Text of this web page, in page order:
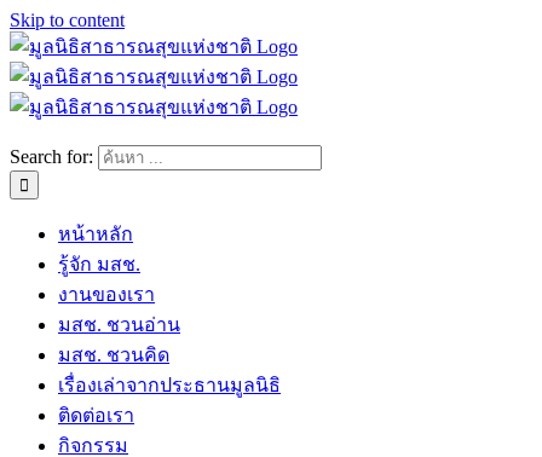
Skip to content
Search for:
หน้าหลัก
รู้จัก มสช.
งานของเรา
มสช. ชวนอ่าน
มสช. ชวนคิด
เรื่องเล่าจากประธานมูลนิธิ
ติดต่อเรา
กิจกรรม